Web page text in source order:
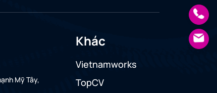
Mỹ Tây,
Khác
Vietnamworks
TopCV